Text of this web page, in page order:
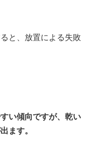
と、放置による失敗
い傾向ですが、乾い
ます。